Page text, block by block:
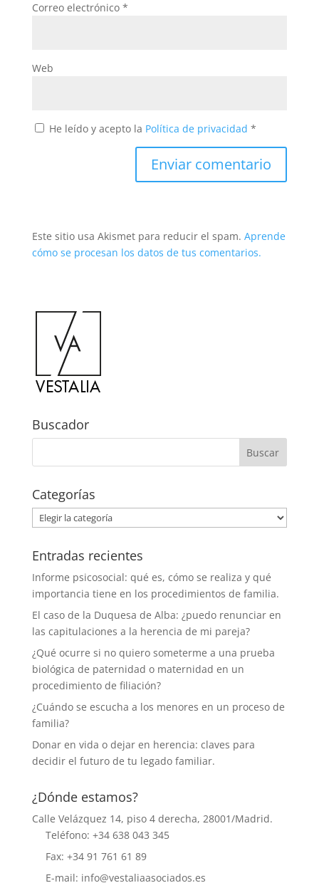
Correo electrónico *
Web
He leído y acepto la Política de privacidad *
Este sitio usa Akismet para reducir el spam. Aprende
cómo se procesan los datos de tus comentarios.
Buscador
Categorías
Categorías
Entradas recientes
Informe psicosocial: qué es, cómo se realiza y qué
importancia tiene en los procedimientos de familia.
El caso de la Duquesa de Alba: ¿puedo renunciar en
las capitulaciones a la herencia de mi pareja?
¿Qué ocurre si no quiero someterme a una prueba
biológica de paternidad o maternidad en un
procedimiento de filiación?
¿Cuándo se escucha a los menores en un proceso de
familia?
Donar en vida o dejar en herencia: claves para
decidir el futuro de tu legado familiar.
¿Dónde estamos?
Calle Velázquez 14, piso 4 derecha, 28001/Madrid.
Teléfono: +34 638 043 345
Fax: +34 91 761 61 89
E-mail: info@vestaliaasociados.es